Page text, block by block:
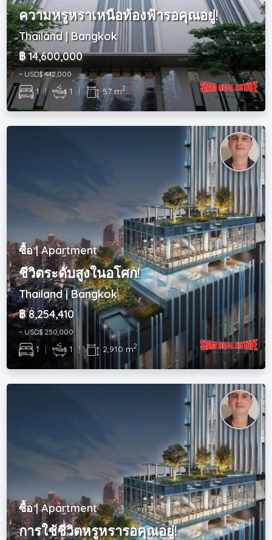
ความหรูหราเหนือท้องฟ้ารอคุณอยู่!
Thailand | Bangkok
฿ 14,600,000
~ USD$ 442,000
1 | 1 | 57 m2
ซื้อ | Apartment
ชีวิตระดับสูงในอโศก!
Thailand | Bangkok
฿ 8,254,410
~ USD$ 250,000
1 | 1 | 2,910 m2
ซื้อ | Apartment
การใช้ชีวิตหรูหรารอคุณอยู่!